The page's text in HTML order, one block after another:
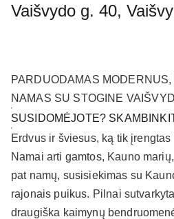
Vaišvydo g. 40,
PARDUODAMAS
NAMAS SU STOGINE
SUSIDOMĖJOTE?
Erdvus ir šviesus, ką tik
Namai arti gamtos, Kauno
pat namų, susisiekimas su
rajonais puikus. Pilnai
draugiška kaimynų